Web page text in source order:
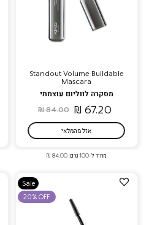
Standout Volume Buildable
Mascara
מסקרה לווליום עוצמתי
67.20 ₪
84.00 ₪
אזל מהמלאי
מחיר ל-100 גרם: 84.00 ₪
הוספה
Sale
20% OFF